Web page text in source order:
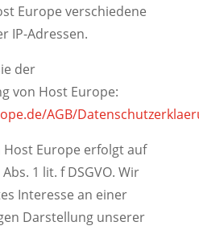
Europe verschiedene
IP-Adressen.
der
von Host Europe:
AGB/
Europe erfolgt auf
1 lit. f DSGVO. Wir
Interesse an einer
Darstellung unserer